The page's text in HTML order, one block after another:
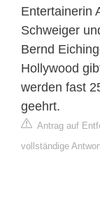
Entertainerin
Schweiger
Bernd
Hollywood
werden fast
geehrt.
Antrag auf
vollständige